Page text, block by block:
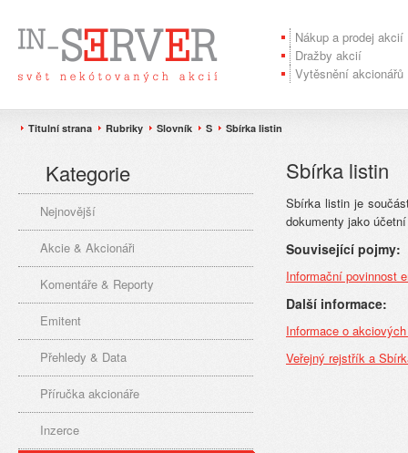
Nákup a prodej akcií
Dražby akcií
Vytěsnění akcionářů
Titulní strana Rubriky Slovník S Sbírka listin
Sbírka listin
Sbírka listin je
dokumenty jako
Související pojmy:
Informační povinnost
Další informace:
Informace o
Veřejný rejstřík a
Kategorie
Nejnovější
Akcie & Akcionáři
Komentáře & Reporty
Emitent
Přehledy & Data
Příručka akcionáře
Inzerce